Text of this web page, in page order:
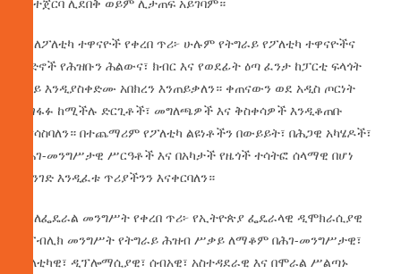
7. ለፖለቲካ ተዋናዮች የቀረበ ጥሪ፦ ሁሉም የትግራይ የፖለቲካ ተዋናዮችና
ቡድኖች የሕዝቡን ሕልውና፣ ክብር እና የወደፊት ዕጣ ፈንታ ከፓርቲ ፍላጎት
በላይ እንዲያስቀድሙ አበክረን እንጠይቃለን። ቀጠናውን ወደ አዲስ ጦርነት
ሊገፋፉ ከሚችሉ ድርጊቶች፣ መግለጫዎች እና ቅስቀሳዎች እንዲቆጠቡ
እናሳስባለን። በተጨማሪም የፖለቲካ ልዩነቶችን በውይይት፣ በሕጋዊ አካሄዶች፣
በሕገ-መንግሥታዊ ሥርዓቶች እና በአካታች የዜጎች ተሳትፎ ሰላማዊ በሆነ
መንገድ እንዲፈቱ ጥሪያችንን እናቀርባለን።
8. ለፌዴራል መንግሥት የቀረበ ጥሪ፦ የኢትዮጵያ ፌዴራላዊ ዲሞክራሲያዊ
ሪፐብሊክ መንግሥት የትግራይ ሕዝብ ሥቃይ ለማቆም በሕገ-መንግሥታዊ፣
ፖለቲካዊ፣ ዲፕሎማሲያዊ፣ ሰብአዊ፣ አስተዳደራዊ እና በሞራል ሥልጣኑ